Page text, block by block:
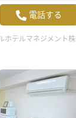
電話する
ホテルマネジメント株